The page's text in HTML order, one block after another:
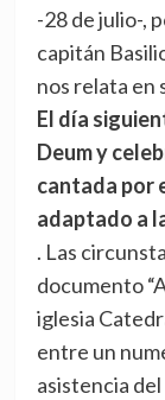
-28 de julio-,
capitán
nos relata en
El día
Deum y
cantada por
adaptado a
. Las
documento
iglesia
entre un
asistencia